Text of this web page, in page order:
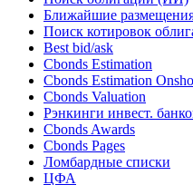
Облигации
Поиск облигаций &
Поиск облигаций (ИИ)
Ближайшие размещения
Поиск котировок
Best bid/ask
Cbonds Estimation
Cbonds Estimation
Cbonds Valuation
Рэнкинги инвест.